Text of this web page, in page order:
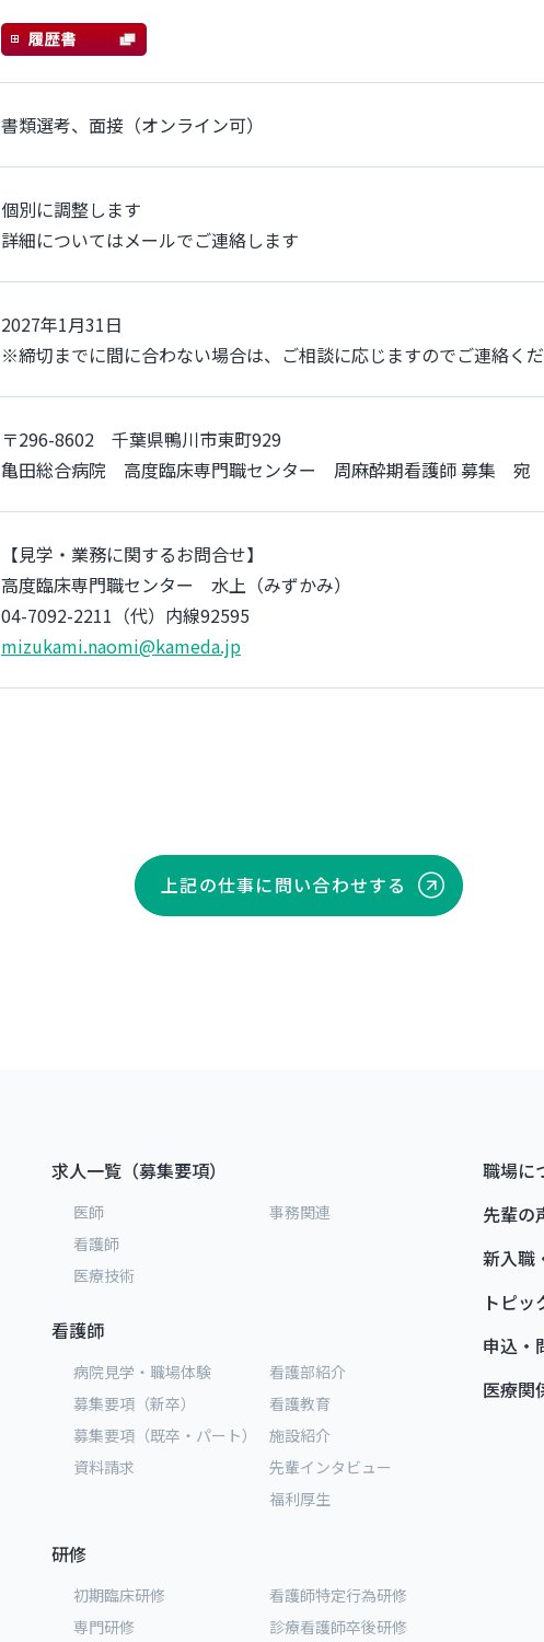
書類選考、面接（オンライン可）
個別に調整します
詳細についてはメールでご連絡します
2027年1月31日
※締切までに間に合わない場合は、ご相談に応じますのでご連絡く
〒296-8602 千葉県鴨川市東町929
亀田総合病院 高度臨床専門職センター 周麻酔期看護師 募集 宛
【見学・業務に関するお問合せ】
高度臨床専門職センター 水上（みずかみ）
04-7092-2211（代）内線92595
mizukami.naomi@kameda.jp
上記の仕事に問い合わせする
求人一覧（募集要項）
医師
看護師
医療技術
事務関連
看護師
病院見学・職場体験
募集要項（新卒）
募集要項（既卒・パート）
資料請求
看護部紹介
看護教育
施設紹介
先輩インタビュー
福利厚生
研修
初期臨床研修
専門研修
看護師特定行為研修
診療看護師卒後研修
職場に
先輩の
新入職
トピッ
申込・
医療関